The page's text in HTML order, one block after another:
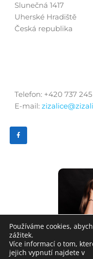
Slunečná 1417
Uherské Hradiště
Česká republika
Telefon: +420 737
E-mail:
Používáme cookies,
zážitek.
Více informací o tom,
jejich vypnutí najdete v